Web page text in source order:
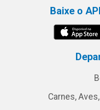
Baixe o
Carnes,